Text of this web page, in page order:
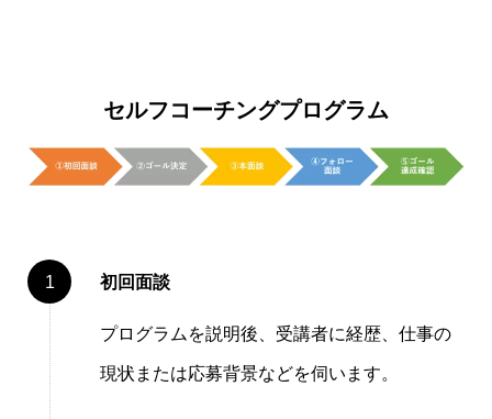
セルフコーチングプログラム
初回面談
プログラムを説明後、受講者に経歴、仕事の
現状または応募背景などを伺います。